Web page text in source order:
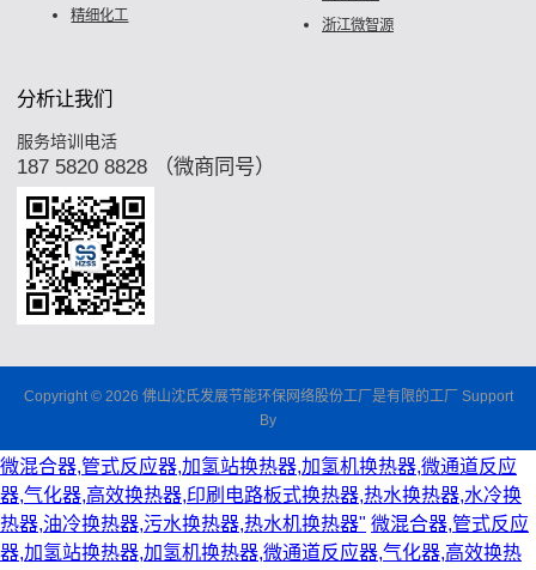
精细化工
浙江微智源
分析让我们
服务培训电活
187 5820 8828 （微商同号）
Copyright © 2026 佛山沈氏发展节能环保网络股份工厂是有限的工厂 Support
By
微混合器,管式反应器,加氢站换热器,加氢机换热器,微通道反应
器,气化器,高效换热器,印刷电路板式换热器,热水换热器,水冷换
热器,油冷换热器,污水换热器,热水机换热器" 微混合器,管式反应
器,加氢站换热器,加氢机换热器,微通道反应器,气化器,高效换热